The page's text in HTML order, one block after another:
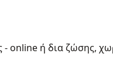
online ή δια ζώσης,